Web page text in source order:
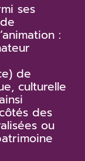
ses
:
de
culturelle
des
ou